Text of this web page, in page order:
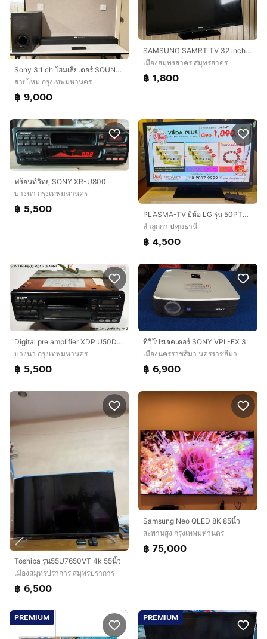
Sony 3.1 ch โฮมเธียเตอร์ SOUNDBAR I HT-G700 Dolby
สายไหม กรุงเทพมหานคร
฿ 9,000
SAMSUNG SAMRT TV 32 inch SMART (UA32T4202AKXXT) BLACK
เมืองสมุทรสาคร สมุทรสาคร
฿ 1,800
ฟร้อนท์วิทยุ SONY XR-U800
บางนา กรุงเทพมหานคร
฿ 5,500
PLASMA-TV ยี่ห้อ LG รุ่น 50PT350R
ลำลูกกา ปทุมธานี
฿ 4,500
Digital pre amplifier XDP U50D SONY
บางนา กรุงเทพมหานคร
฿ 5,500
ทีวีโปรเจคเตอร์ SONY VPL-EX 3
เมืองนครราชสีมา นครราชสีมา
฿ 6,900
Toshiba รุ่น55U7650VT 4k 55นิ้ว
เมืองสมุทรปราการ สมุทรปราการ
฿ 6,500
Samsung Neo QLED 8K 85นิ้ว
สะพานสูง กรุงเทพมหานคร
฿ 75,000
PREMIUM PREMIUM